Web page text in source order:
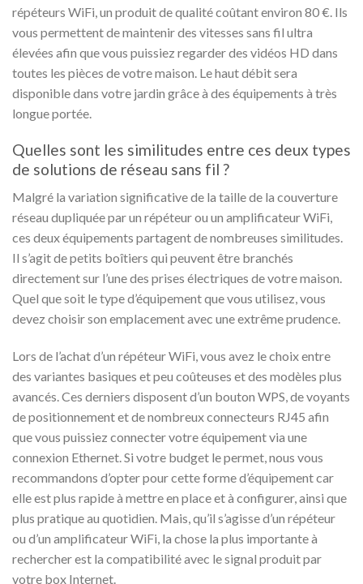
répéteurs WiFi, un produit de qualité coûtant environ 80 €. Ils
vous permettent de maintenir des vitesses sans fil ultra
élevées afin que vous puissiez regarder des vidéos HD dans
toutes les pièces de votre maison. Le haut débit sera
disponible dans votre jardin grâce à des équipements à très
longue portée.
Quelles sont les similitudes entre ces deux types
de solutions de réseau sans fil ?
Malgré la variation significative de la taille de la couverture
réseau dupliquée par un répéteur ou un amplificateur WiFi,
ces deux équipements partagent de nombreuses similitudes.
Il s’agit de petits boîtiers qui peuvent être branchés
directement sur l’une des prises électriques de votre maison.
Quel que soit le type d’équipement que vous utilisez, vous
devez choisir son emplacement avec une extrême prudence.
Lors de l’achat d’un répéteur WiFi, vous avez le choix entre
des variantes basiques et peu coûteuses et des modèles plus
avancés. Ces derniers disposent d’un bouton WPS, de voyants
de positionnement et de nombreux connecteurs RJ45 afin
que vous puissiez connecter votre équipement via une
connexion Ethernet. Si votre budget le permet, nous vous
recommandons d’opter pour cette forme d’équipement car
elle est plus rapide à mettre en place et à configurer, ainsi que
plus pratique au quotidien. Mais, qu’il s’agisse d’un répéteur
ou d’un amplificateur WiFi, la chose la plus importante à
rechercher est la compatibilité avec le signal produit par
votre box Internet.